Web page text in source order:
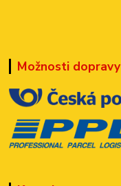
Možnosti dopravy